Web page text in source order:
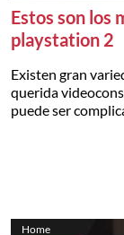
Estos son los
playstation 2
Existen gran
querida
puede ser
Home